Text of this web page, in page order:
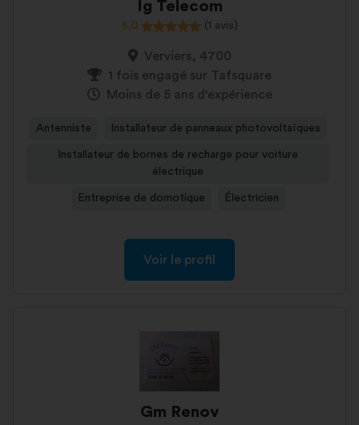
Ig Telecom
5,0 (1 avis)
Verviers, 4700
1 fois engagé sur Tafsquare
Moins de 5 ans d'expérience
Antenniste Installateur de panneaux photovoltaïques
Installateur de bornes de recharge pour voiture
électrique
Entreprise de domotique Électricien
Voir le profil
Gm Renov